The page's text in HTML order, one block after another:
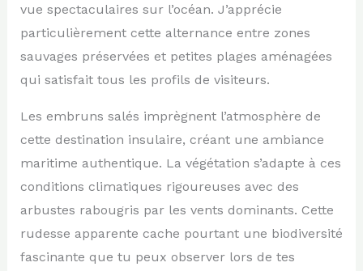
vue spectaculaires sur l’océan. J’apprécie
particulièrement cette alternance entre zones
sauvages préservées et petites plages aménagées
qui satisfait tous les profils de visiteurs.
Les embruns salés imprègnent l’atmosphère de
cette destination insulaire, créant une ambiance
maritime authentique. La végétation s’adapte à ces
conditions climatiques rigoureuses avec des
arbustes rabougris par les vents dominants. Cette
rudesse apparente cache pourtant une biodiversité
fascinante que tu peux observer lors de tes